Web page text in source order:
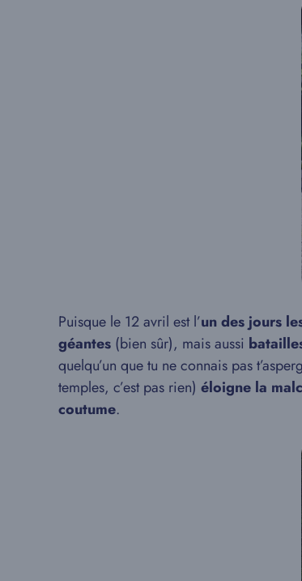
Puisque le 12 avril est l’un des jours
géantes (bien sûr), mais aussi
quelqu’un que tu ne connais pas
temples, c’est pas rien) éloigne la
coutume.